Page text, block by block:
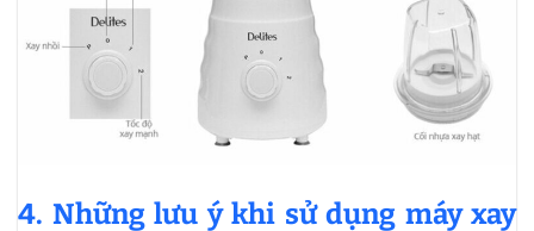
4. Những lưu ý khi sử dụng máy xay